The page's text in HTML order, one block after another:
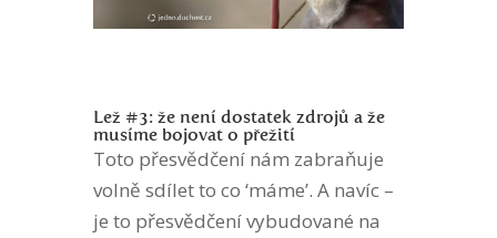
Lež #3: že není dostatek zdrojů a že
musíme bojovat o přežití
Toto přesvědčení nám zabraňuje
volně sdílet to co ‘máme’. A navíc –
je to přesvědčení vybudované na